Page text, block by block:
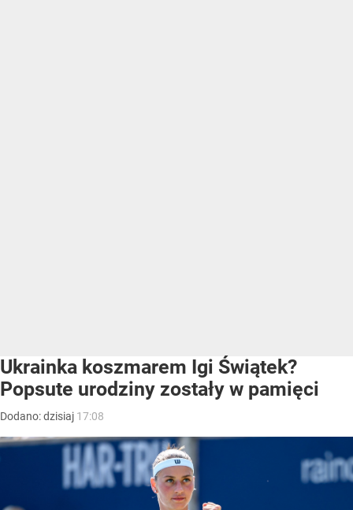
Ukrainka koszmarem Igi Świątek?
Popsute urodziny zostały w pamięci
Dodano:dzisiaj 17:08